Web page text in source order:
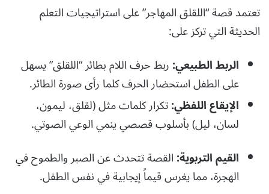
تعتمد قصة “اللقلق المهاجر” على استراتيجيات التعلم
الحديثة التي تركز على:
الربط الطبيعي:ربط حرف اللام بطائر “اللقلق” يسهل
على الطفل استحضار الحرف كلما رأى صورة الطائر.
الإيقاع اللفظي:تكرار كلمات مثل (لقلق، ليمون،
لسان، ليل) بأسلوب قصصي ينمي الوعي الصوتي.
القيم التربوية:القصة تتحدث عن الصبر والطموح في
الهجرة، مما يغرس قيماً إيجابية في نفس الطفل.